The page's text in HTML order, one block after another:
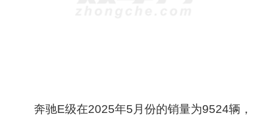
奔驰E级在2025年5月份的销量为9524辆，